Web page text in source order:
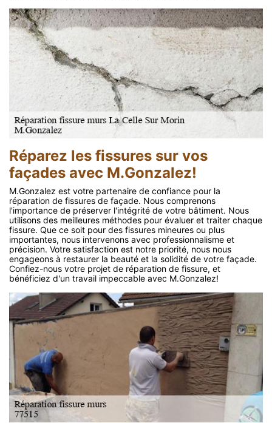
Réparez les fissures sur vos
façades avec M.Gonzalez!
M.Gonzalez est votre partenaire de confiance pour la
réparation de fissures de façade. Nous comprenons
l'importance de préserver l'intégrité de votre bâtiment. Nous
utilisons des meilleures méthodes pour évaluer et traiter chaque
fissure. Que ce soit pour des fissures mineures ou plus
importantes, nous intervenons avec professionnalisme et
précision. Votre satisfaction est notre priorité, nous nous
engageons à restaurer la beauté et la solidité de votre façade.
Confiez-nous votre projet de réparation de fissure, et
bénéficiez d'un travail impeccable avec M.Gonzalez!